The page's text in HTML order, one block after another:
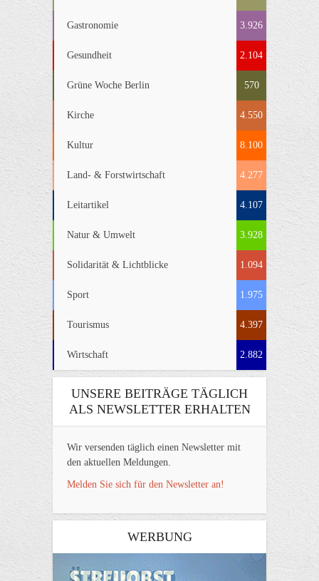
Gastronomie 3.926
Gesundheit 2.104
Grüne Woche Berlin 570
Kirche 4.550
Kultur 8.100
Land- & Forstwirtschaft 4.277
Leitartikel 4.107
Natur & Umwelt 3.928
Solidarität & Lichtblicke 1.094
Sport 1.975
Tourismus 4.397
Wirtschaft 2.882
UNSERE BEITRÄGE TÄGLICH
ALS NEWSLETTER ERHALTEN
Wir versenden täglich einen Newsletter mit
den aktuellen Meldungen.
Melden Sie sich für den Newsletter an!
WERBUNG